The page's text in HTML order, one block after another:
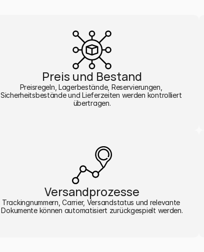
Preis und Bestand
Preisregeln, Lagerbestände, Reservierungen,
Sicherheitsbestände und Lieferzeiten werden kontrolliert
übertragen.
Versandprozesse
Trackingnummern, Carrier, Versandstatus und relevante
Dokumente können automatisiert zurückgespielt werden.